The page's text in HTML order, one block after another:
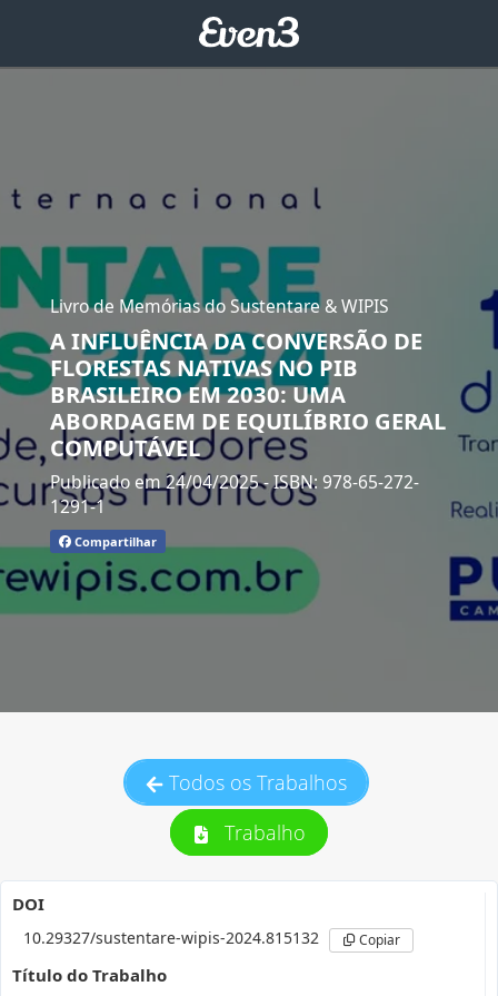
Livro de Memórias do Sustentare & WIPIS
A INFLUÊNCIA DA CONVERSÃO DE
FLORESTAS NATIVAS NO PIB
BRASILEIRO EM 2030: UMA
ABORDAGEM DE EQUILÍBRIO GERAL
COMPUTÁVEL
Publicado em 24/04/2025- ISBN: 978-65-272-
1291-1
Compartilhar
Todos os Trabalhos
Trabalho
DOI
10.29327/sustentare-wipis-2024.815132 Copiar
Título do Trabalho